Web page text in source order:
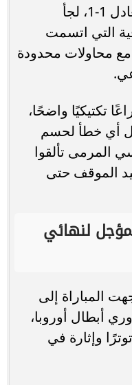
بعد انتهاء الوقت الأصلي بالتعادل 1-1، لجأ
التي اتسمت
محاولات محدودة
تكتيكيًا واضحًا،
أي خطأ لحسم
المرمى تألقوا
الموقف حتى
لنهائي
اتجهت المباراة إلى
أبطال أوروبا،
وإثارة في